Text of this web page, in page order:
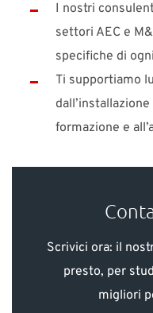
I nostri
settori AEC e
specifiche di
Ti supportiamo
formazione e
Scrivici ora: il
presto, per
migliori